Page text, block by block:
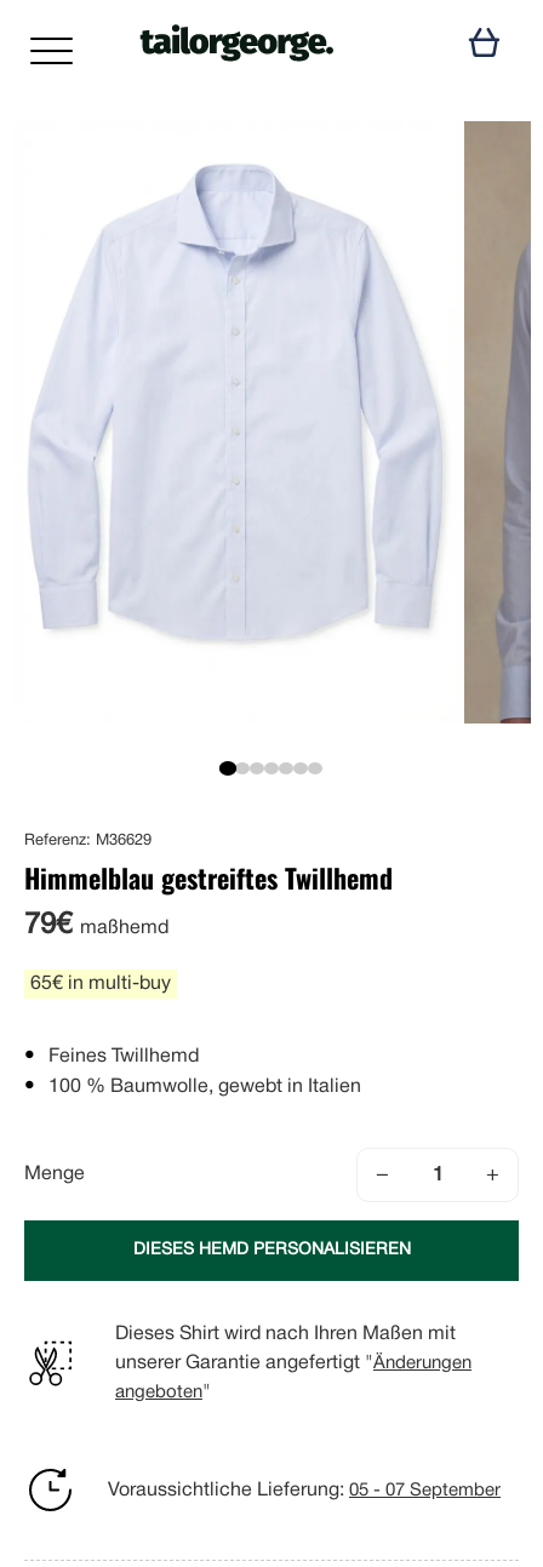
Referenz: M36629
Himmelblau gestreiftes Twillhemd
79€ maßhemd
65€ in multi-buy
Feines Twillhemd
100 % Baumwolle, gewebt in Italien
Menge − +
DIESES HEMD PERSONALISIEREN
Dieses Shirt wird nach Ihren Maßen mit
unserer Garantie angefertigt "Änderungen
angeboten"
Voraussichtliche Lieferung: 05 - 07 September